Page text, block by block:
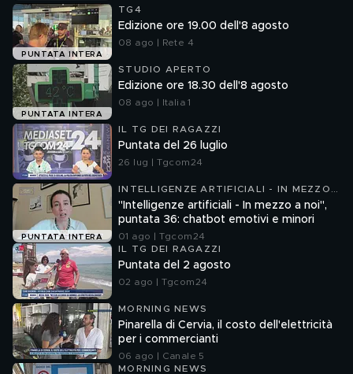
PUNTATA INTERA
TG4
Edizione ore 19.00 dell'8 agosto
08 ago | Rete 4
PUNTATA INTERA
STUDIO APERTO
Edizione ore 18.30 dell'8 agosto
08 ago | Italia 1
IL TG DEI RAGAZZI
Puntata del 26 luglio
26 lug | Tgcom24
PUNTATA INTERA
INTELLIGENZE ARTIFICIALI - IN MEZZO
A NOI
"Intelligenze artificiali - In mezzo a noi",
puntata 36: chatbot emotivi e minori
01 ago | Tgcom24
IL TG DEI RAGAZZI
Puntata del 2 agosto
02 ago | Tgcom24
MORNING NEWS
Pinarella di Cervia, il costo dell'elettricità
per i commercianti
06 ago | Canale 5
MORNING NEWS